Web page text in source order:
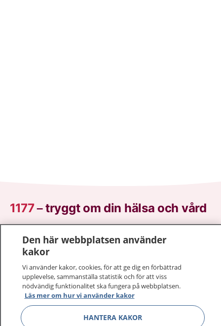
1177–tryggt om din hälsa och vård
sjukdomar och vilka mottagningar du kan kontakta.
Logga in för att läsa din journal och göra dina
vårdärenden. Ring telefonnummer 1177 för
sjukvårdsrådgivning dygnet runt.
1177 ger dig råd när du vill må bättre.
Den här webbplatsen använder
kakor
Vi använder kakor, cookies, för att ge dig en förbättrad
upplevelse, sammanställa statistik och för att viss
nödvändig funktionalitet ska fungera på webbplatsen.
Läs mer om hur vi använder kakor
HANTERA KAKOR